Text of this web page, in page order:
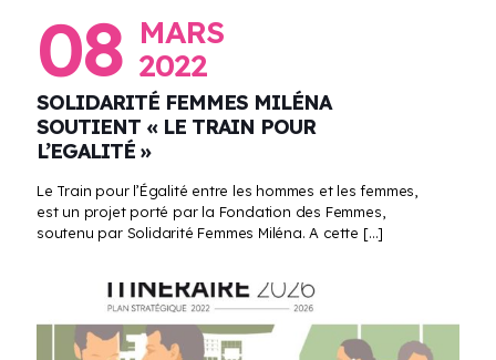
08 MARS
2022
SOLIDARITÉ FEMMES MILÉNA
SOUTIENT « LE TRAIN POUR
L’EGALITÉ »
Le Train pour l’Égalité entre les hommes et les femmes,
est un projet porté par la Fondation des Femmes,
soutenu par Solidarité Femmes Miléna. A cette […]